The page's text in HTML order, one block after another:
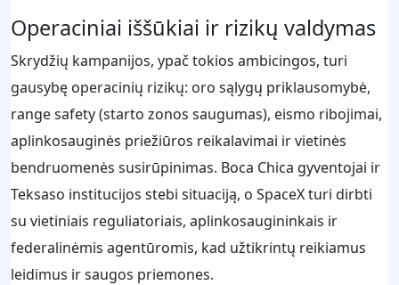
Operaciniai iššūkiai ir rizikų valdymas
Skrydžių kampanijos, ypač tokios ambicingos, turi
gausybę operacinių rizikų: oro sąlygų priklausomybė,
range safety (starto zonos saugumas), eismo ribojimai,
aplinkosauginės priežiūros reikalavimai ir vietinės
bendruomenės susirūpinimas. Boca Chica gyventojai ir
Teksaso institucijos stebi situaciją, o SpaceX turi dirbti
su vietiniais reguliatoriais, aplinkosaugininkais ir
federalinėmis agentūromis, kad užtikrintų reikiamus
leidimus ir saugos priemones.